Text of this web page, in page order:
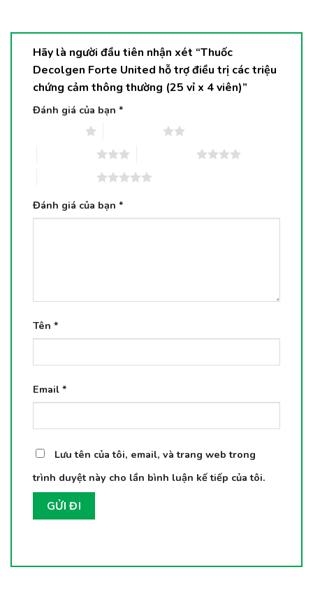
Hãy là người đầu tiên nhận xét “Thuốc
Decolgen Forte United hỗ trợ điều trị các triệu
chứng cảm thông thường (25 vỉ x 4 viên)”
Đánh giá của bạn *
Đánh giá của bạn *
Tên *
Email *
Lưu tên của tôi, email, và trang web trong
trình duyệt này cho lần bình luận kế tiếp của tôi.